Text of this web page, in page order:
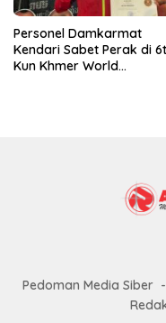
Personel Damkarmat
Kendari Sabet Perak di
Kun Khmer World
Pedoman Media Siber